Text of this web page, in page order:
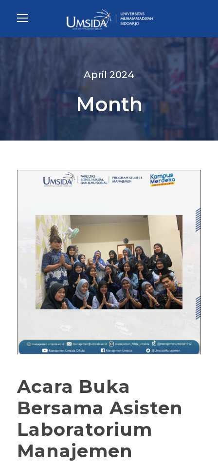
April 2024
Month
Acara Buka
Bersama Asisten
Laboratorium
Manajemen